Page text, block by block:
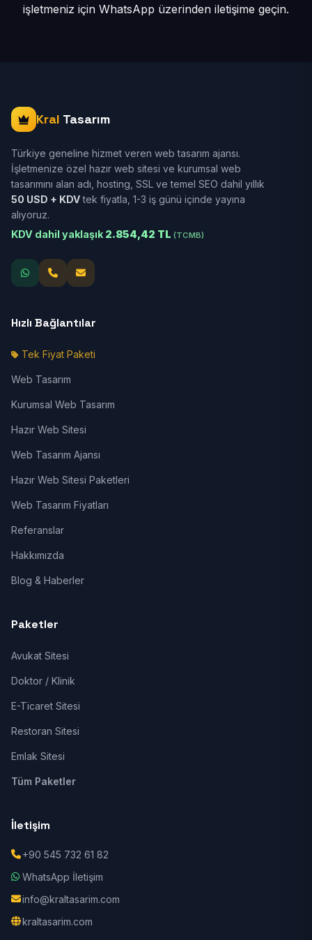
işletmeniz için WhatsApp üzerinden iletişime geçin.
Kral Tasarım
Türkiye geneline hizmet veren web tasarım ajansı.
İşletmenize özel hazır web sitesi ve kurumsal web
tasarımını alan adı, hosting, SSL ve temel SEO dahil yıllık
50 USD + KDVtek fiyatla, 1-3 iş günü içinde yayına
alıyoruz.
KDV dahil yaklaşık 2.854,42 TL (TCMB)
Hızlı Bağlantılar
Tek Fiyat Paketi
Web Tasarım
Kurumsal Web Tasarım
Hazır Web Sitesi
Web Tasarım Ajansı
Hazır Web Sitesi Paketleri
Web Tasarım Fiyatları
Referanslar
Hakkımızda
Blog & Haberler
Paketler
Avukat Sitesi
Doktor / Klinik
E-Ticaret Sitesi
Restoran Sitesi
Emlak Sitesi
Tüm Paketler
İletişim
+90 545 732 61 82
WhatsApp İletişim
info@kraltasarim.com
kraltasarim.com